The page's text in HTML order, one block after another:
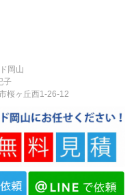
岡山
子
桜ヶ丘西1-26-12
ポスティング専門の広告代理
クラシード岡山」 , 2026 All